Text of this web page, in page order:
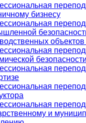
бизнесу
безопасности
и